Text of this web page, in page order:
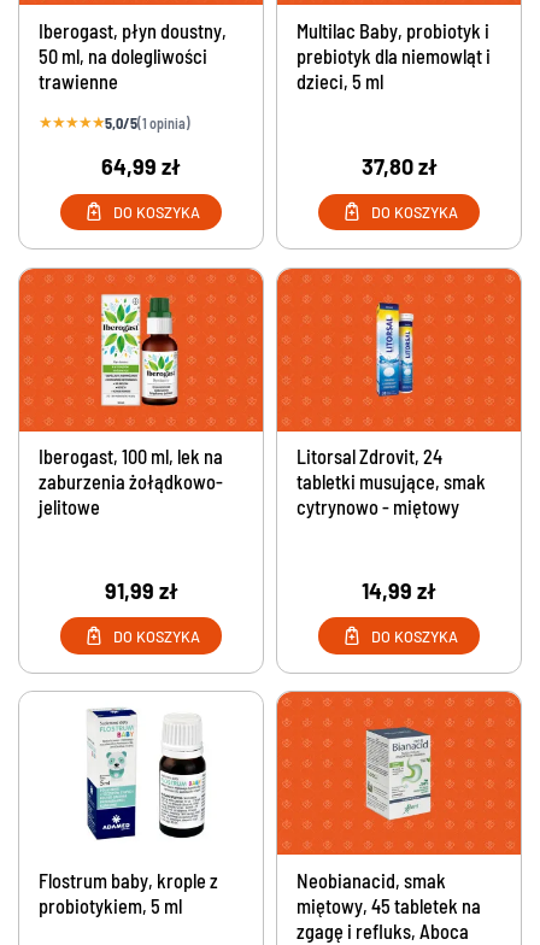
Iberogast, płyn doustny,
50 ml, na dolegliwości
trawienne
★★★★★5,0/5(1 opinia)
64,99 zł
DO KOSZYKA
Multilac Baby, probiotyk i
prebiotyk dla niemowląt i
dzieci, 5 ml
37,80 zł
DO KOSZYKA
Iberogast, 100 ml, lek na
zaburzenia żołądkowo-
jelitowe
91,99 zł
DO KOSZYKA
Litorsal Zdrovit, 24
tabletki musujące, smak
cytrynowo - miętowy
14,99 zł
DO KOSZYKA
Flostrum baby, krople z
probiotykiem, 5 ml
Neobianacid, smak
miętowy, 45 tabletek na
zgagę i refluks, Aboca